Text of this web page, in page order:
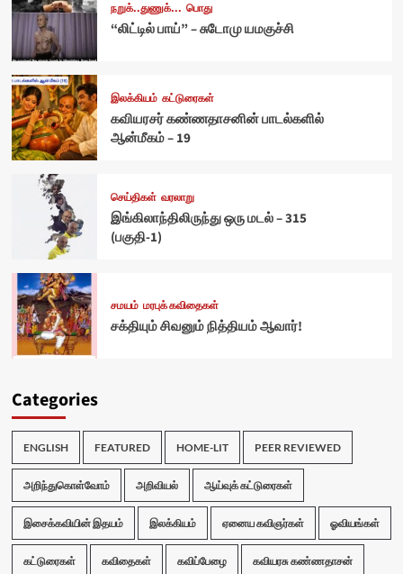
நறுக்..துணுக்... பொது
“லிட்டில் பாய்” – சுடோமு யமகுச்சி
இலக்கியம் கட்டுரைகள்
கவியரசர் கண்ணதாசனின் பாடல்களில்
ஆன்மீகம் – 19
செய்திகள் வரலாறு
இங்கிலாந்திலிருந்து ஒரு மடல் – 315
(பகுதி-1)
சமயம் மரபுக் கவிதைகள்
சக்தியும் சிவனும் நித்தியம் ஆவார்!
Categories
ENGLISH FEATURED HOME-LIT PEER REVIEWED
அறிந்துகொள்வோம் அறிவியல் ஆய்வுக் கட்டுரைகள்
இசைக்கவியின் இதயம் இலக்கியம் ஏனைய கவிஞர்கள் ஓவியங்கள்
கட்டுரைகள் கவிதைகள் கவிப்பேழை கவியரசு கண்ணதாசன்